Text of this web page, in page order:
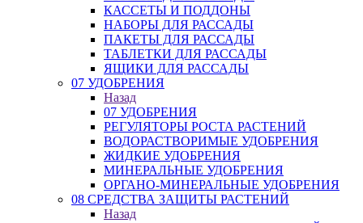
КАССЕТЫ И ПОДДОНЫ
НАБОРЫ ДЛЯ РАССАДЫ
ПАКЕТЫ ДЛЯ РАССАДЫ
ТАБЛЕТКИ ДЛЯ РАССАДЫ
ЯЩИКИ ДЛЯ РАССАДЫ
07 УДОБРЕНИЯ
Назад
07 УДОБРЕНИЯ
РЕГУЛЯТОРЫ РОСТА РАСТЕНИЙ
ВОДОРАСТВОРИМЫЕ УДОБРЕНИЯ
ЖИДКИЕ УДОБРЕНИЯ
МИНЕРАЛЬНЫЕ УДОБРЕНИЯ
ОРГАНО-МИНЕРАЛЬНЫЕ УДОБРЕНИЯ
08 СРЕДСТВА ЗАЩИТЫ РАСТЕНИЙ
Назад